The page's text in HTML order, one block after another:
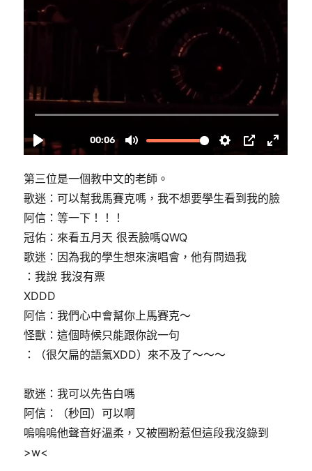
第三位是一個教中文的老師。
歌迷：可以幫我馬賽克嗎，我不想要學生看到我的臉
阿信：等一下！！！
冠佑：來看五月天 很丟臉嗎QWQ
歌迷：因為我的學生想來演唱會，他有問過我
：我說 我沒有票
XDDD
阿信：我們心中會幫你上馬賽克～
怪獸：這個時候只能跟你說一句
：（很欠扁的語氣XDD）來不及了～～～
歌迷：我可以先告白嗎
阿信：（秒回）可以啊
嗚嗚嗚他聲音好溫柔，又被圈粉惹但這段我沒錄到
>w<